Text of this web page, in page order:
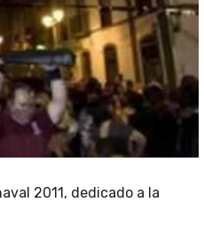
2011, dedicado a la